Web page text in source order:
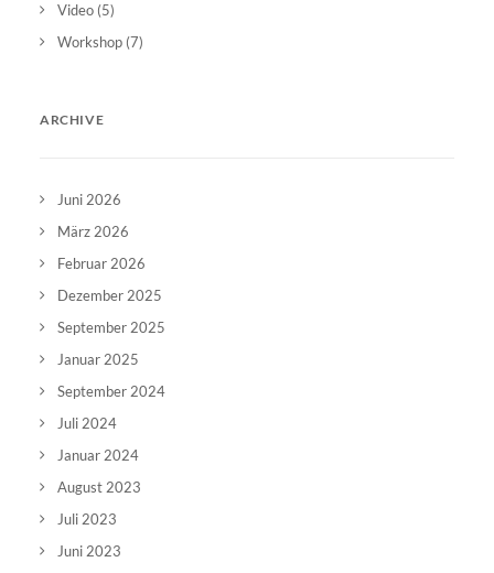
Video (5)
Workshop (7)
ARCHIVE
Juni 2026
März 2026
Februar 2026
Dezember 2025
September 2025
Januar 2025
September 2024
Juli 2024
Januar 2024
August 2023
Juli 2023
Juni 2023